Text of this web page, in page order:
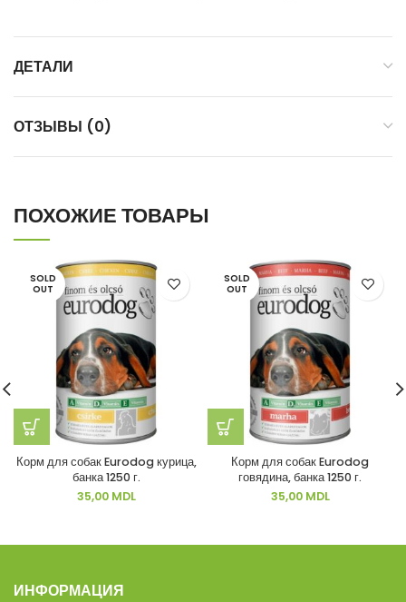
ДЕТАЛИ
ОТЗЫВЫ (0)
ПОХОЖИЕ ТОВАРЫ
SOLD
OUT
Корм для собак Eurodog курица,
банка 1250 г.
35,00 MDL
SOLD
OUT
Корм для собак Eurodog
говядина, банка 1250 г.
35,00 MDL
ИНФОРМАЦИЯ